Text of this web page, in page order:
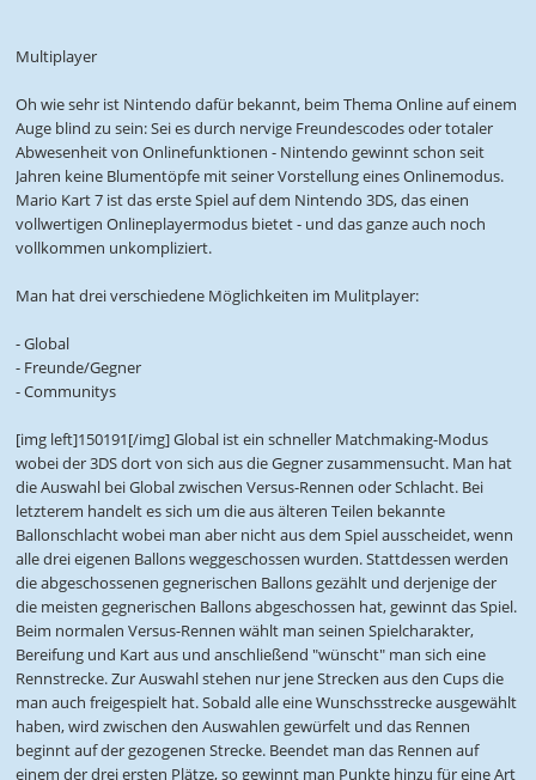
Multiplayer
Oh wie sehr ist Nintendo dafür bekannt, beim Thema Online auf einem
Auge blind zu sein: Sei es durch nervige Freundescodes oder totaler
Abwesenheit von Onlinefunktionen - Nintendo gewinnt schon seit
Jahren keine Blumentöpfe mit seiner Vorstellung eines Onlinemodus.
Mario Kart 7 ist das erste Spiel auf dem Nintendo 3DS, das einen
vollwertigen Onlineplayermodus bietet - und das ganze auch noch
vollkommen unkompliziert.
Man hat drei verschiedene Möglichkeiten im Mulitplayer:
- Global
- Freunde/Gegner
- Communitys
[img left]150191[/img] Global ist ein schneller Matchmaking-Modus
wobei der 3DS dort von sich aus die Gegner zusammensucht. Man hat
die Auswahl bei Global zwischen Versus-Rennen oder Schlacht. Bei
letzterem handelt es sich um die aus älteren Teilen bekannte
Ballonschlacht wobei man aber nicht aus dem Spiel ausscheidet, wenn
alle drei eigenen Ballons weggeschossen wurden. Stattdessen werden
die abgeschossenen gegnerischen Ballons gezählt und derjenige der
die meisten gegnerischen Ballons abgeschossen hat, gewinnt das Spiel.
Beim normalen Versus-Rennen wählt man seinen Spielcharakter,
Bereifung und Kart aus und anschließend "wünscht" man sich eine
Rennstrecke. Zur Auswahl stehen nur jene Strecken aus den Cups die
man auch freigespielt hat. Sobald alle eine Wunschsstrecke ausgewählt
haben, wird zwischen den Auswahlen gewürfelt und das Rennen
beginnt auf der gezogenen Strecke. Beendet man das Rennen auf
einem der drei ersten Plätze, so gewinnt man Punkte hinzu für eine Art